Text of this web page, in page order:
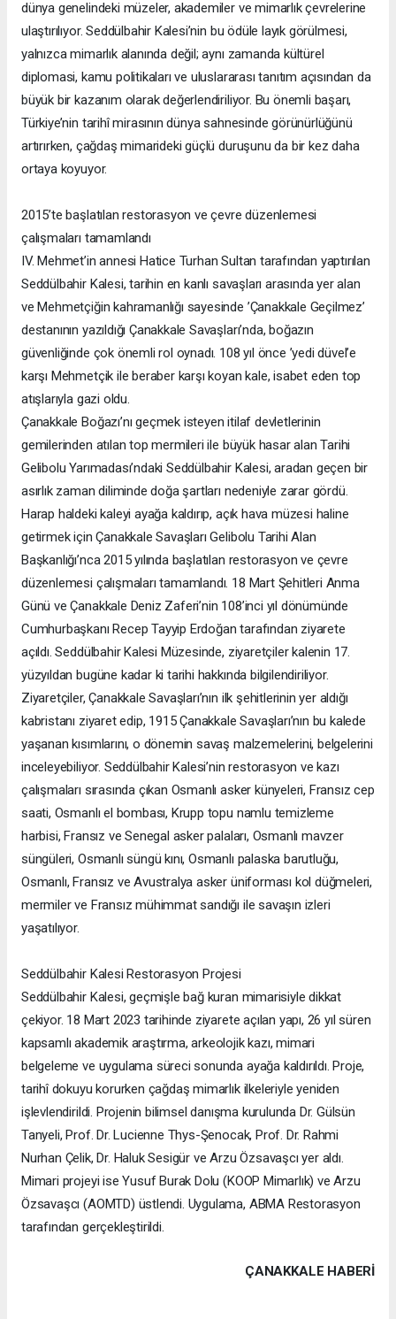
dünya genelindeki müzeler, akademiler ve mimarlık çevrelerine
ulaştırılıyor. Seddülbahir Kalesi’nin bu ödüle layık görülmesi,
yalnızca mimarlık alanında değil; aynı zamanda kültürel
diplomasi, kamu politikaları ve uluslararası tanıtım açısından da
büyük bir kazanım olarak değerlendiriliyor. Bu önemli başarı,
Türkiye’nin tarihî mirasının dünya sahnesinde görünürlüğünü
artırırken, çağdaş mimarideki güçlü duruşunu da bir kez daha
ortaya koyuyor.
2015’te başlatılan restorasyon ve çevre düzenlemesi
çalışmaları tamamlandı
IV. Mehmet’in annesi Hatice Turhan Sultan tarafından yaptırılan
Seddülbahir Kalesi, tarihin en kanlı savaşları arasında yer alan
ve Mehmetçiğin kahramanlığı sayesinde ’Çanakkale Geçilmez’
destanının yazıldığı Çanakkale Savaşları’nda, boğazın
güvenliğinde çok önemli rol oynadı. 108 yıl önce ’yedi düvel’e
karşı Mehmetçik ile beraber karşı koyan kale, isabet eden top
atışlarıyla gazi oldu.
Çanakkale Boğazı’nı geçmek isteyen itilaf devletlerinin
gemilerinden atılan top mermileri ile büyük hasar alan Tarihi
Gelibolu Yarımadası’ndaki Seddülbahir Kalesi, aradan geçen bir
asırlık zaman diliminde doğa şartları nedeniyle zarar gördü.
Harap haldeki kaleyi ayağa kaldırıp, açık hava müzesi haline
getirmek için Çanakkale Savaşları Gelibolu Tarihi Alan
Başkanlığı’nca 2015 yılında başlatılan restorasyon ve çevre
düzenlemesi çalışmaları tamamlandı. 18 Mart Şehitleri Anma
Günü ve Çanakkale Deniz Zaferi’nin 108’inci yıl dönümünde
Cumhurbaşkanı Recep Tayyip Erdoğan tarafından ziyarete
açıldı. Seddülbahir Kalesi Müzesinde, ziyaretçiler kalenin 17.
yüzyıldan bugüne kadar ki tarihi hakkında bilgilendiriliyor.
Ziyaretçiler, Çanakkale Savaşları’nın ilk şehitlerinin yer aldığı
kabristanı ziyaret edip, 1915 Çanakkale Savaşları’nın bu kalede
yaşanan kısımlarını, o dönemin savaş malzemelerini, belgelerini
inceleyebiliyor. Seddülbahir Kalesi’nin restorasyon ve kazı
çalışmaları sırasında çıkan Osmanlı asker künyeleri, Fransız cep
saati, Osmanlı el bombası, Krupp topu namlu temizleme
harbisi, Fransız ve Senegal asker palaları, Osmanlı mavzer
süngüleri, Osmanlı süngü kını, Osmanlı palaska barutluğu,
Osmanlı, Fransız ve Avustralya asker üniforması kol düğmeleri,
mermiler ve Fransız mühimmat sandığı ile savaşın izleri
yaşatılıyor.
Seddülbahir Kalesi Restorasyon Projesi
Seddülbahir Kalesi, geçmişle bağ kuran mimarisiyle dikkat
çekiyor. 18 Mart 2023 tarihinde ziyarete açılan yapı, 26 yıl süren
kapsamlı akademik araştırma, arkeolojik kazı, mimari
belgeleme ve uygulama süreci sonunda ayağa kaldırıldı. Proje,
tarihî dokuyu korurken çağdaş mimarlık ilkeleriyle yeniden
işlevlendirildi. Projenin bilimsel danışma kurulunda Dr. Gülsün
Tanyeli, Prof. Dr. Lucienne Thys-Şenocak, Prof. Dr. Rahmi
Nurhan Çelik, Dr. Haluk Sesigür ve Arzu Özsavaşcı yer aldı.
Mimari projeyi ise Yusuf Burak Dolu (KOOP Mimarlık) ve Arzu
Özsavaşcı (AOMTD) üstlendi. Uygulama, ABMA Restorasyon
tarafından gerçekleştirildi.
ÇANAKKALE HABERİ